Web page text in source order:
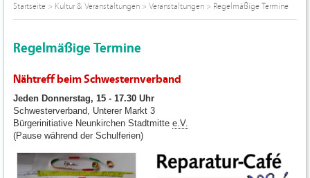
Startseite > Kultur & Veranstaltungen > Veranstaltungen > Regelmäßige Termine
Regelmäßige Termine
Nähtreff beim Schwesternverband
Jeden Donnerstag, 15 - 17.30 Uhr
Schwesterverband, Unterer Markt 3
Bürgerinitiative Neunkirchen Stadtmitte e.V.
(Pause während der Schulferien)